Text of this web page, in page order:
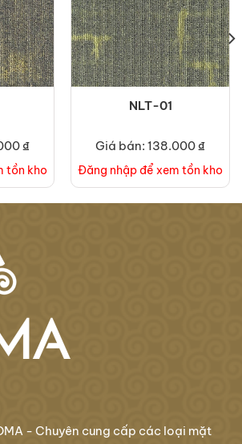
₫
tồn kho
NLT-01
Giá bán: 138.000 ₫
Đăng nhập để xem tồn kho
- Chuyên cung cấp các loại mặt